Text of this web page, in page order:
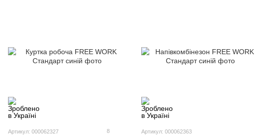
Артикул: 000062327 8 Артикул: 000062363